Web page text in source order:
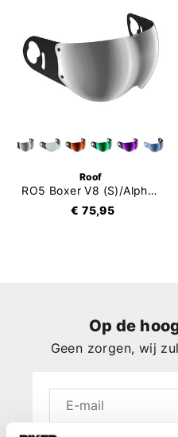
Roof
RO5 Boxer V8 (S)/Alpha Vizier
€ 75,95
Op de
Geen zorgen, wij